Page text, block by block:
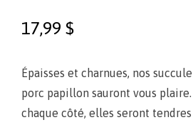
17,99 $
Épaisses et charnues, nos
porc papillon sauront vous
chaque côté, elles seront